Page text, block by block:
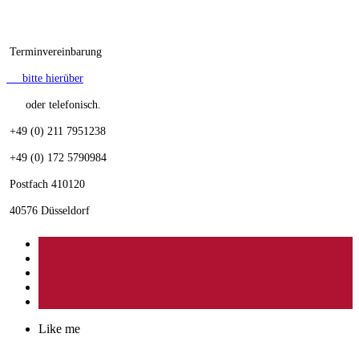
Terminvereinbarung
bitte hierüber
oder telefonisch.
+49 (0) 211 7951238
+49 (0) 172 5790984
Postfach 410120
40576 Düsseldorf
Like me